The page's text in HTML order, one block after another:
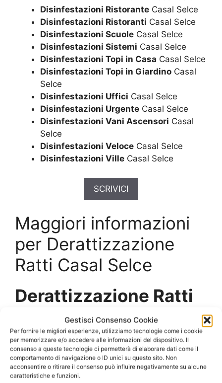
Gestisci Consenso Cookie
Per fornire le migliori esperienze, utilizziamo tecnologie come i cookie
per memorizzare e/o accedere alle informazioni del dispositivo. Il
consenso a queste tecnologie ci permetterà di elaborare dati come il
comportamento di navigazione o ID unici su questo sito. Non
acconsentire o ritirare il consenso può influire negativamente su alcune
caratteristiche e funzioni.
Disinfestazioni Ristorante Casal Selce
Disinfestazioni Ristoranti Casal Selce
Disinfestazioni Scuole Casal Selce
Disinfestazioni Sistemi Casal Selce
Disinfestazioni Topi in Casa Casal Selce
Disinfestazioni Topi in Giardino Casal
Selce
Disinfestazioni Uffici Casal Selce
Disinfestazioni Urgente Casal Selce
Disinfestazioni Vani Ascensori Casal
Selce
Disinfestazioni Veloce Casal Selce
Disinfestazioni Ville Casal Selce
SCRIVICI
Maggiori informazioni
per Derattizzazione
Ratti Casal Selce
Derattizzazione Ratti
Casal Selcecon
prodotti e tecniche
professionali